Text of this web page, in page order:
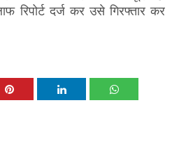
रिपोर्ट दर्ज कर उसे गिरफ्तार कर